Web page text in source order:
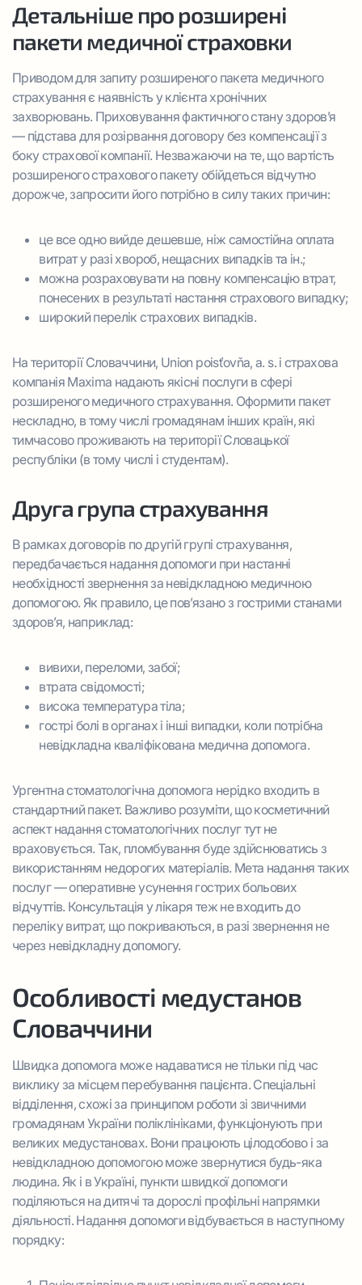
Детальніше про розширені
пакети медичної страховки
Приводом для запиту розширеного пакета медичного
страхування є наявність у клієнта хронічних
захворювань. Приховування фактичного стану здоров’я
— підстава для розірвання договору без компенсації з
боку страхової компанії. Незважаючи на те, що вартість
розширеного страхового пакету обійдеться відчутно
дорожче, запросити його потрібно в силу таких причин:
це все одно вийде дешевше, ніж самостійна оплата
витрат у разі хвороб, нещасних випадків та ін.;
можна розраховувати на повну компенсацію втрат,
понесених в результаті настання страхового випадку;
широкий перелік страхових випадків.
На території Словаччини, Union poisťovňa, a. s. і страхова
компанія Maxima надають якісні послуги в сфері
розширеного медичного страхування. Оформити пакет
нескладно, в тому числі громадянам інших країн, які
тимчасово проживають на території Словацької
республіки (в тому числі і студентам).
Друга група страхування
В рамках договорів по другій групі страхування,
передбачається надання допомоги при настанні
необхідності звернення за невідкладною медичною
допомогою. Як правило, це пов’язано з гострими станами
здоров’я, наприклад:
вивихи, переломи, забої;
втрата свідомості;
висока температура тіла;
гострі болі в органах і інші випадки, коли потрібна
невідкладна кваліфікована медична допомога.
Ургентна стоматологічна допомога нерідко входить в
стандартний пакет. Важливо розуміти, що косметичний
аспект надання стоматологічних послуг тут не
враховується. Так, пломбування буде здійснюватись з
використанням недорогих матеріалів. Мета надання таких
послуг — оперативне усунення гострих больових
відчуттів. Консультація у лікаря теж не входить до
переліку витрат, що покриваються, в разі звернення не
через невідкладну допомогу.
Особливості медустанов
Словаччини
Швидка допомога може надаватися не тільки під час
виклику за місцем перебування пацієнта. Спеціальні
відділення, схожі за принципом роботи зі звичними
громадянам України поліклініками, функціонують при
великих медустановах. Вони працюють цілодобово і за
невідкладною допомогою може звернутися будь-яка
людина. Як і в Україні, пункти швидкої допомоги
поділяються на дитячі та дорослі профільні напрямки
діяльності. Надання допомоги відбувається в наступному
порядку: